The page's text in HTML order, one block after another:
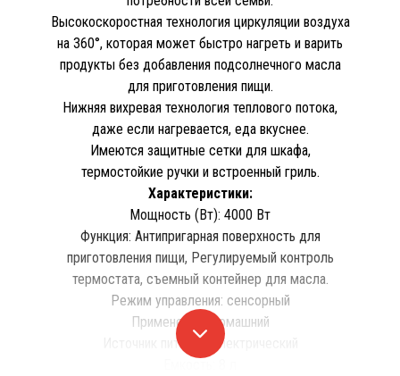
Высокоскоростная технология циркуляции воздуха
на 360°, которая может быстро нагреть и варить
продукты без добавления подсолнечного масла
для приготовления пищи.
Нижняя вихревая технология теплового потока,
даже если нагревается, еда вкуснее.
Имеются защитные сетки для шкафа,
термостойкие ручки и встроенный гриль.
Характеристики:
Мощность (Вт): 4000 Вт
Функция: Антипригарная поверхность для
приготовления пищи, Регулируемый контроль
термостата, съемный контейнер для масла.
Режим управления: сенсорный
Применение: Домашний
Источник питания: Электрический